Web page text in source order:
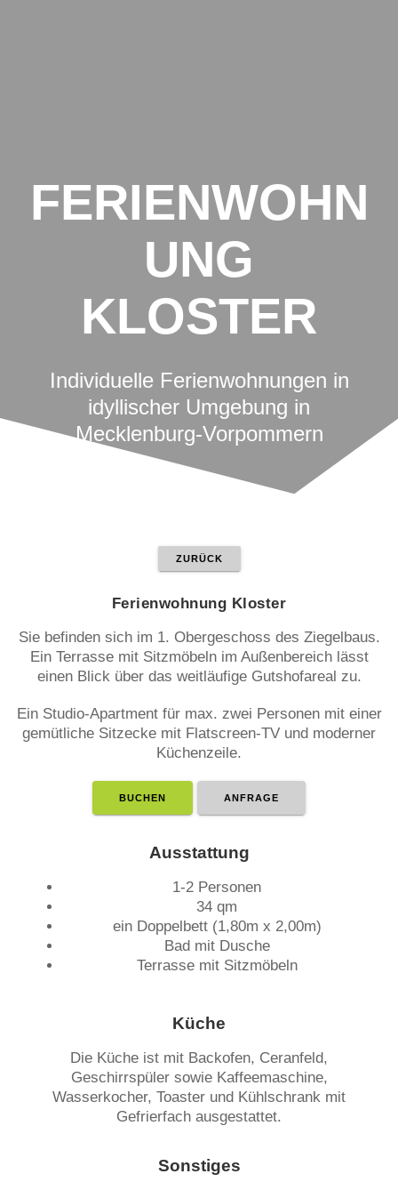
FERIENWOHN
UNG
KLOSTER
Individuelle Ferienwohnungen in
idyllischer Umgebung in
Mecklenburg-Vorpommern
ZURÜCK
Ferienwohnung Kloster
Sie befinden sich im 1. Obergeschoss des Ziegelbaus.
Ein Terrasse mit Sitzmöbeln im Außenbereich lässt
einen Blick über das weitläufige Gutshofareal zu.
Ein Studio-Apartment für max. zwei Personen mit einer
gemütliche Sitzecke mit Flatscreen-TV und moderner
Küchenzeile.
BUCHEN ANFRAGE
Ausstattung
1-2 Personen
34 qm
ein Doppelbett (1,80m x 2,00m)
Bad mit Dusche
Terrasse mit Sitzmöbeln
Küche
Die Küche ist mit Backofen, Ceranfeld,
Geschirrspüler sowie Kaffeemaschine,
Wasserkocher, Toaster und Kühlschrank mit
Gefrierfach ausgestattet.
Sonstiges